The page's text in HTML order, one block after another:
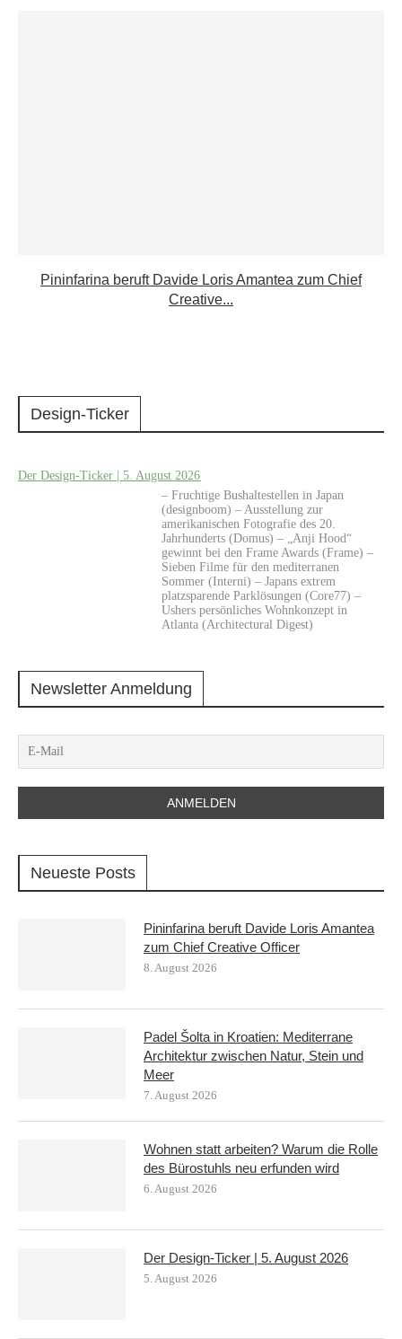
Pininfarina beruft Davide Loris Amantea zum Chief
Creative...
Design-Ticker
Der Design-Ticker | 5. August 2026
– Fruchtige Bushaltestellen in Japan
(designboom) – Ausstellung zur
amerikanischen Fotografie des 20.
Jahrhunderts (Domus) – „Anji Hood“
gewinnt bei den Frame Awards (Frame) –
Sieben Filme für den mediterranen
Sommer (Interni) – Japans extrem
platzsparende Parklösungen (Core77) –
Ushers persönliches Wohnkonzept in
Atlanta (Architectural Digest)
Newsletter Anmeldung
Neueste Posts
Pininfarina beruft Davide Loris Amantea
zum Chief Creative Officer
8. August 2026
Padel Šolta in Kroatien: Mediterrane
Architektur zwischen Natur, Stein und
Meer
7. August 2026
Wohnen statt arbeiten? Warum die Rolle
des Bürostuhls neu erfunden wird
6. August 2026
Der Design-Ticker | 5. August 2026
5. August 2026